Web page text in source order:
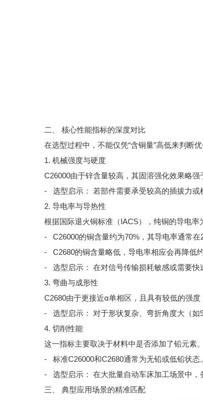
二、 核心性能指标的深度对比
在选型过程中，不能仅凭“含铜量”高低来判断
1. 机械强度与硬度
C26000由于锌含量较高，其固溶强化效果略
- 选型启示： 若部件需要承受较高的插拔力或
2. 导电率与导热性
根据国际退火铜标准（IACS），纯铜的导电率
- C26000的铜含量约为70%，其导电率通常在
- C2680的铜含量略低，导电率相应会再降低约
- 选型启示： 在对信号传输损耗敏感或需要快
3. 弯曲与成形性
C2680由于更接近α单相区，且具有较低的强
- 选型启示： 对于形状复杂、弯折角度大（如
4. 切削性能
这一指标主要取决于材料中是否添加了铅元素。
- 标准C26000和C2680通常为无铅或低铅状态
- 选型启示： 在大批量自动车床加工场景中，
三、 典型应用场景的精准匹配